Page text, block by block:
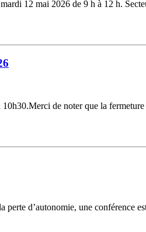
12 mai 2026 de 9 h à 12 h.
de noter que la
d’autonomie, une conférence